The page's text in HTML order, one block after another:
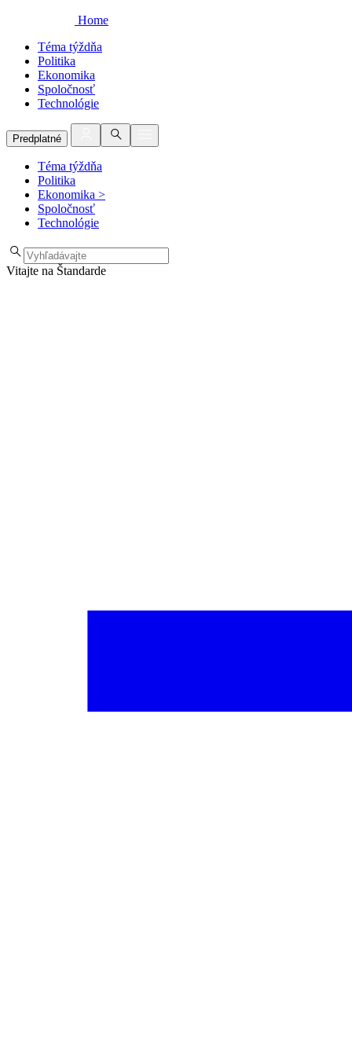
Home
Téma týždňa
Politika
Ekonomika
Spoločnosť
Technológie
Predplatné
Téma týždňa
Politika
Ekonomika >
Spoločnosť
Technológie
Vitajte na Štandarde